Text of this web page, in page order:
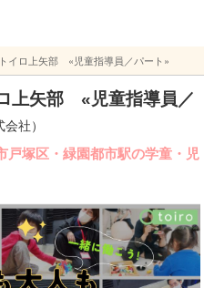
イロ上矢部 «児童指導員／パート»
上矢部 «児童指導員／
社）
塚区・緑園都市駅の学童・児